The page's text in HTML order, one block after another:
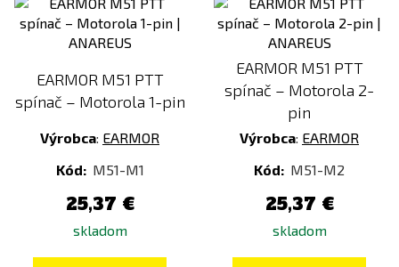
EARMOR M51 PTT
spínač – Motorola 1-pin
Výrobca: EARMOR
Kód: M51-M1
25,37 €
skladom
EARMOR M51 PTT
spínač – Motorola 2-
pin
Výrobca: EARMOR
Kód: M51-M2
25,37 €
skladom